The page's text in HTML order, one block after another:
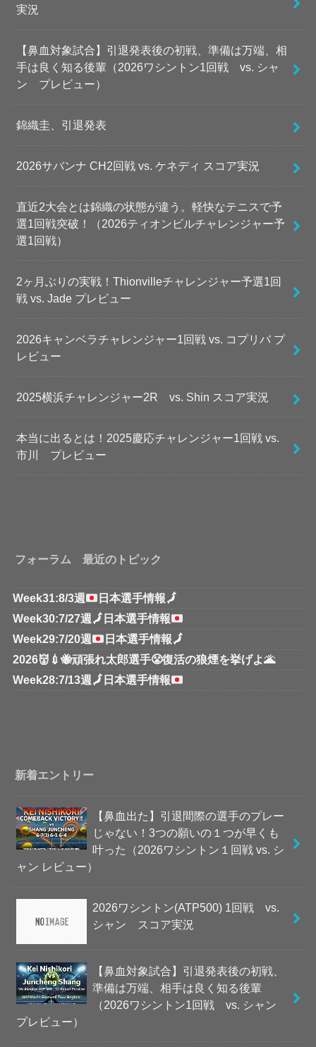
実況
【鼻血対象試合】引退発表後の初戦、準備は万端、相
手は良く知る後輩（2026ワシントン1回戦 vs. シャ
ン プレビュー）
錦織圭、引退発表
2026サバンナ CH2回戦 vs. ケネディ スコア実況
直近2大会とは錦織の状態が違う。軽快なテニスで予
選1回戦突破！（2026ティオンビルチャレンジャー予
選1回戦）
2ヶ月ぶりの実戦！Thionvilleチャレンジャー予選1回
戦 vs. Jade プレビュー
2026キャンベラチャレンジャー1回戦 vs. コプリバ プ
レビュー
2025横浜チャレンジャー2R vs. Shin スコア実況
本当に出るとは！2025慶応チャレンジャー1回戦 vs.
市川 プレビュー
フォーラム 最近のトピック
Week31:8/3週 日本選手情報🗾
Week30:7/27週 🗾 日本選手情報
Week29:7/20週
日本選手情報🗾
2026👹💉🐝頑張れ太郎選手😤復活の狼煙を挙げよ🌋
Week28:7/13週 🗾 日本選手情報
新着エントリー
【鼻血出た】引退間際の選手のプレー
じゃない！3つの願いの１つが早くも
叶った（2026ワシントン１回戦 vs. シ
ャン レビュー）
2026ワシントン(ATP500) 1回戦 vs.
シャン スコア実況
【鼻血対象試合】引退発表後の初戦、
準備は万端、相手は良く知る後輩
（2026ワシントン1回戦 vs. シャン
プレビュー）